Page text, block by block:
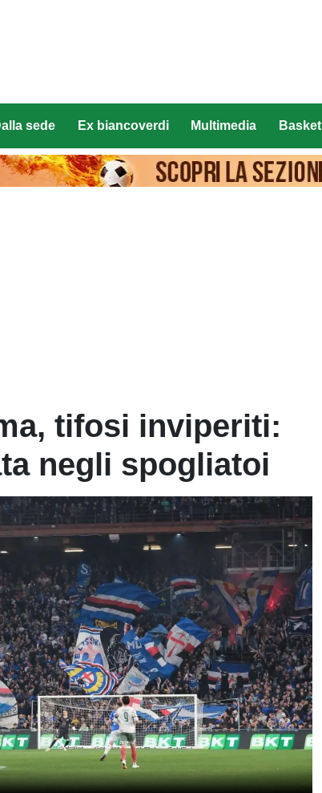
sede Ex biancoverdi Multimedia Basket
tifosi inviperiti:
negli spogliatoi